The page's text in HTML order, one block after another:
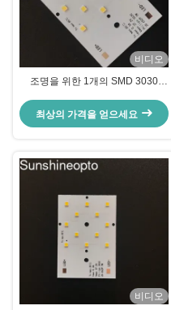
비디오
조명을 위한 1개의 SMD 3030
최상의 가격을 얻으세요
비디오